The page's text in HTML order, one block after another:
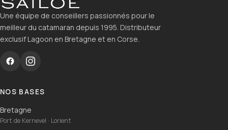
Une équipe de conseillers passionnés pour le
meilleur du catamaran depuis 1995. Distributeur
exclusif Lagoon en Bretagne et en Corse.
NOS BASES
Bretagne
Port de Kernevel · Lorient